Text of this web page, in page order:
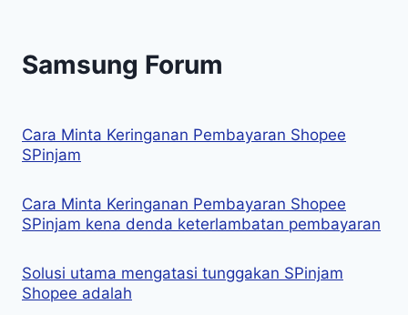
Samsung Forum
Cara Minta Keringanan Pembayaran Shopee
SPinjam
Cara Minta Keringanan Pembayaran Shopee
SPinjam kena denda keterlambatan pembayaran
Solusi utama mengatasi tunggakan SPinjam
Shopee adalah